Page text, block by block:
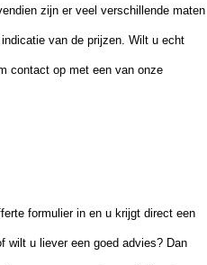
zijn er veel verschillende maten
van de prijzen. Wilt u echt
contact op met een van onze
formulier in en u krijgt direct een
wilt u liever een goed advies? Dan